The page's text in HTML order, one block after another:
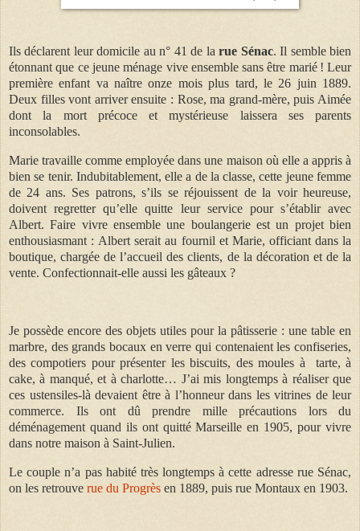
Ils déclarent leur domicile au n° 41de larue Sénac. Il semble bien
étonnant que ce jeune ménage vive ensemble sans être marié ! Leur
première enfant va naître onze mois plus tard, le 26 juin 1889.
Deux filles vont arriver ensuite : Rose, ma grand-mère, puis Aimée
dont la mort précoce et mystérieuse laissera ses parents
inconsolables.
Marie travaille comme employée dans une maison où elle a appris à
bien se tenir. Indubitablement, elle a de la classe, cette jeune femme
de 24 ans. Ses patrons, s’ils se réjouissent de la voir heureuse,
doivent regretter qu’elle quitte leur service pour s’établir avec
Albert. Faire vivre ensemble une boulangerie est un projet bien
enthousiasmant : Albert serait au fournil et Marie, officiant dans la
boutique, chargée de l’accueil des clients, de la décoration et de la
vente. Confectionnait-elle aussi les gâteaux ?
Je possède encore des objets utiles pour la pâtisserie : une table en
marbre, des grands bocaux en verre qui contenaient les confiseries,
des compotiers pour présenter les biscuits, des moules à
tarte, à
cake, à manqué, et à charlotte… J’ai mis longtemps à réaliser que
ces ustensiles-là devaient être à l’honneur dans les vitrines de leur
commerce. Ils ont dû prendre mille précautions lors du
déménagement quand ils ont quitté Marseille en 1905, pour vivre
dans notre maison à Saint-Julien.
Le couple n’a pas habité très longtemps à cette adresse rue Sénac,
on les retrouve rue du Progrès en 1889, puis rue Montaux en 1903.